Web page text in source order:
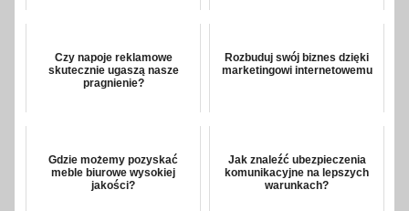
Czy napoje reklamowe
skutecznie ugaszą nasze
pragnienie?
Rozbuduj swój biznes dzięki
marketingowi internetowemu
Gdzie możemy pozyskać
meble biurowe wysokiej
jakości?
Jak znaleźć ubezpieczenia
komunikacyjne na lepszych
warunkach?